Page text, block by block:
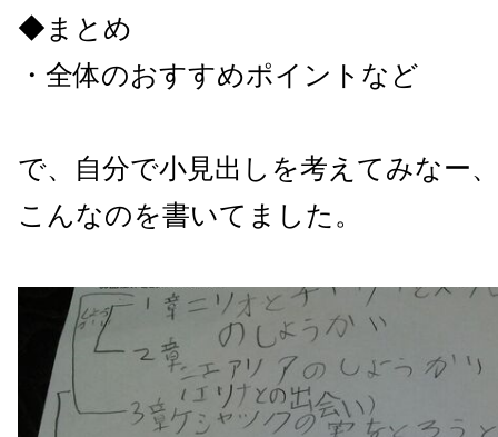
◆まとめ
・全体のおすすめポイントなど
で、自分で小見出しを考えてみなー
こんなのを書いてました。